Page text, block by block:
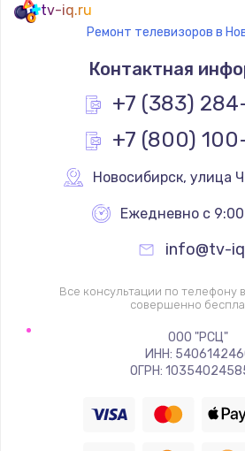
Не сопряжается с
Помехи и
Заказать
1400 руб.
Заказать
Восстановление цепи
880 руб.
tv-iq.ru
Ремонт телевизоров в
Контактная
+7 (383)
+7 (800)
Новосибирск, улица
Ежедневно с
info@tv-
Все консультации по телефону
совершенно
ООО "РСЦ"
ИНН:
ОГРН: